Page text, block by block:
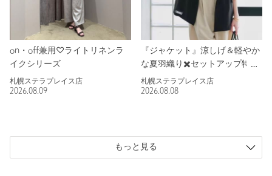
on・off兼用♡ライトリネンラ
イクシリーズ
札幌ステラプレイス店
2026.08.09
『ジャケット』涼しげ＆軽やか
な夏羽織り✖️セットアップ特集
札幌ステラプレイス店
2026.08.08
もっと見る